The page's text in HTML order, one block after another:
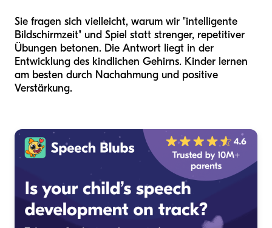
Sie fragen sich vielleicht, warum wir "intelligente
Bildschirmzeit" und Spiel statt strenger, repetitiver
Übungen betonen. Die Antwort liegt in der
Entwicklung des kindlichen Gehirns. Kinder lernen
am besten durch Nachahmung und positive
Verstärkung.